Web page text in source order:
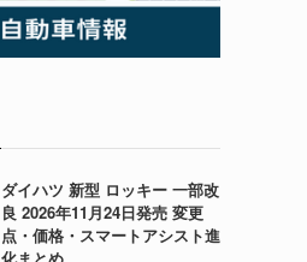
ダイハツ 新型 ロッキー 一部改
良 2026年11月24日発売 変更
点・価格・スマートアシスト進